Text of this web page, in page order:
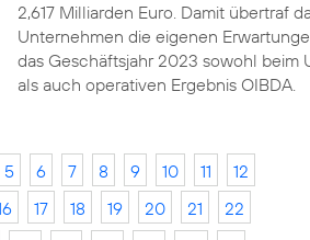
2,617 Milliarden Euro. Damit übertraf
Unternehmen die eigenen
das Geschäftsjahr 2023 sowohl beim
als auch operativen Ergebnis OIBDA.
5 6 7 8 9 10 11
12
17 18 19 20 21
22